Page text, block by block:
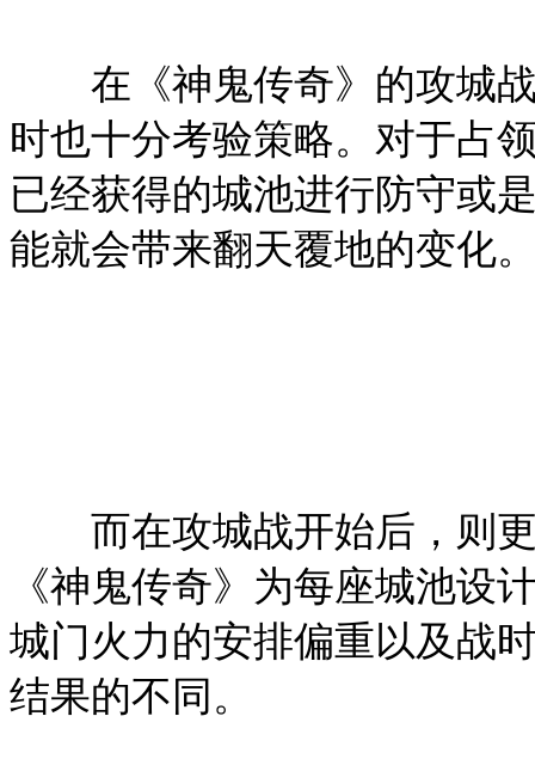
在《神鬼传奇》的攻城战
时也十分考验策略。对于占
已经获得的城池进行防守或
能就会带来翻天覆地的变化
而在攻城战开始后，则更
《神鬼传奇》为每座城池设
城门火力的安排偏重以及战
结果的不同。